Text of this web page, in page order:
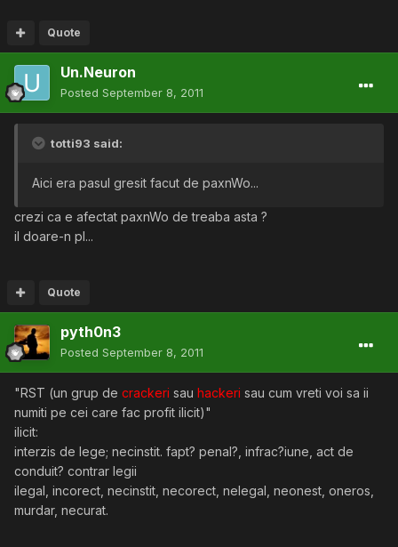
Quote
Un.Neuron
Posted September 8, 2011
totti93 said:
Aici era pasul gresit facut de paxnWo...
crezi ca e afectat paxnWo de treaba asta ?
il doare-n pl...
Quote
pyth0n3
Posted September 8, 2011
"RST (un grup de crackeri sau hackeri sau cum vreti voi sa ii
numiti pe cei care fac profit ilicit)"
ilicit:
interzis de lege; necinstit. fapt? penal?, infrac?iune, act de
conduit? contrar legii
ilegal, incorect, necinstit, necorect, nelegal, neonest, oneros,
murdar, necurat.